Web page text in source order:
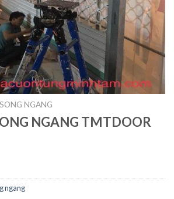
NGANG
NGANG TMTDOOR
ngang